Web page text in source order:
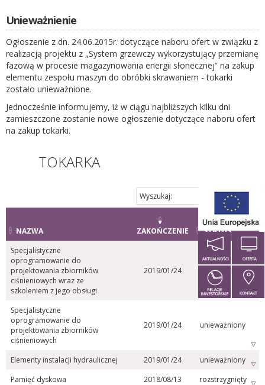
Unieważnienie
Ogłoszenie z dn. 24.06.2015r. dotyczące naboru ofert w związku z
realizacją projektu z „System grzewczy wykorzystujący przemianę
fazową w procesie magazynowania energii słonecznej” na zakup
elementu zespołu maszyn do obróbki skrawaniem - tokarki
zostało unieważnione.
Jednocześnie informujemy, iż w ciągu najbliższych kilku dni
zamieszczone zostanie nowe ogłoszenie dotyczące naboru ofert
na zakup tokarki.
TOKARKA
Wyszukaj:
NAZWA ZAKOŃCZENIE
STATUS
Specjalistyczne
oprogramowanie do
projektowania zbiorników
ciśnieniowych wraz ze
szkoleniem z jego obsługi
2019/01/24 unieważniony
Specjalistyczne
oprogramowanie do
projektowania zbiorników
ciśnieniowych
2019/01/24 unieważniony
Elementy instalacji hydraulicznej 2019/01/24
unieważniony
Pamięć dyskowa
2018/08/13
rozstrzygnięty